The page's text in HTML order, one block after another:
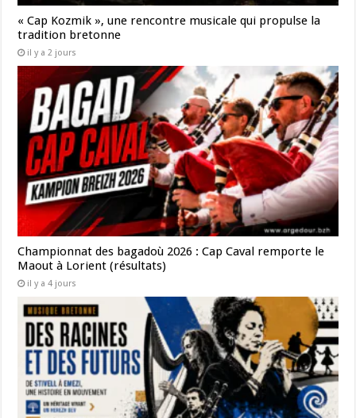
« Cap Kozmik », une rencontre musicale qui propulse la
tradition bretonne
il y a 2 jours
Championnat des bagadoù 2026 : Cap Caval remporte le
Maout à Lorient (résultats)
il y a 4 jours